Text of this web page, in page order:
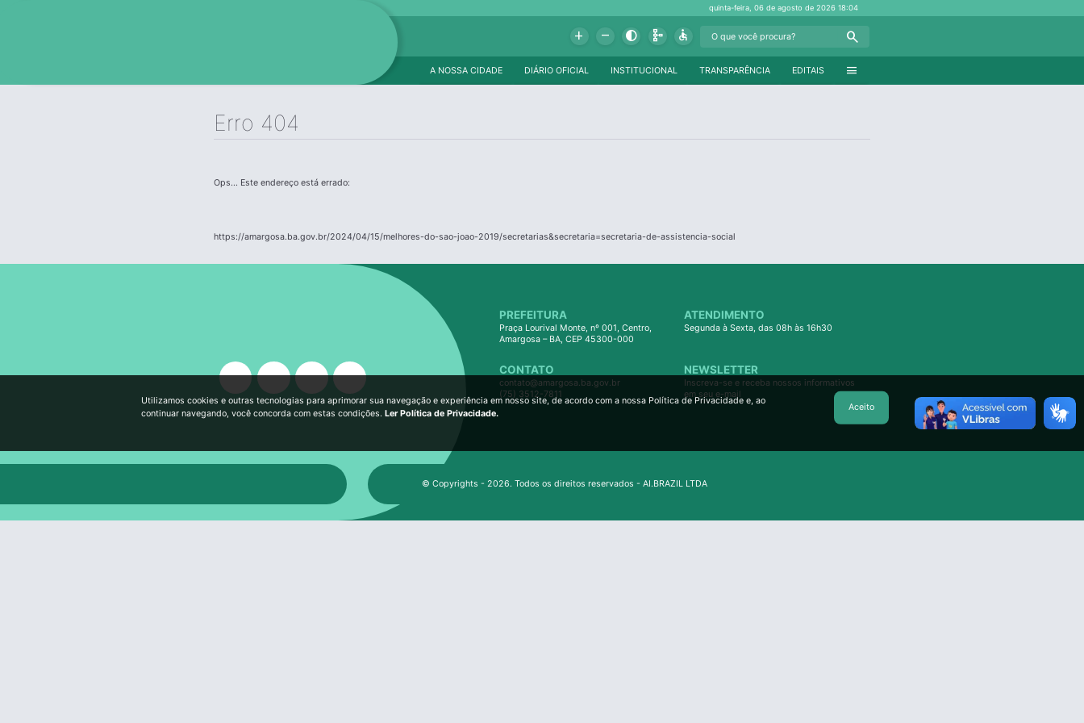
quinta-feira, 06 de agosto de 202618:04
Add Remove Contrast Schema Accessible Search
menu
EDITAIS
TRANSPARÊNCIA
INSTITUCIONAL
DIÁRIO OFICIAL
A NOSSA CIDADE
Erro 404
Ops... Este endereço está errado:
https://amargosa.ba.gov.br/2024/04/15/melhores-do-sao-joao-2019/secretarias&secretaria=secretaria-de-assistencia-social
PREFEITURA
Praça Lourival Monte, nº 001, Centro,
Amargosa – BA, CEP 45300-000
ATENDIMENTO
Segunda à Sexta, das 08h às 16h30
CONTATO
contato@amargosa.ba.gov.br
(75) 3512-7811
NEWSLETTER
Inscreva-se e receba nossos informativos
em seu e-mail
© Copyrights - 2026. Todos os direitos reservados - AI.BRAZIL LTDA
Utilizamos cookies e outras tecnologias para aprimorar sua navegação e experiência em nosso site, de acordo com a nossa Política de Privacidade e, ao
continuar navegando, você concorda com estas condições. Ler Política de Privacidade.
Aceito